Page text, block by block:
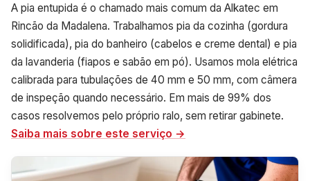
A pia entupida é o chamado mais comum da Alkatec em
Rincão da Madalena. Trabalhamos pia da cozinha (gordura
solidificada), pia do banheiro (cabelos e creme dental) e pia
da lavanderia (fiapos e sabão em pó). Usamos mola elétrica
calibrada para tubulações de 40 mm e 50 mm, com câmera
de inspeção quando necessário. Em mais de 99% dos
casos resolvemos pelo próprio ralo, sem retirar gabinete.
Saiba mais sobre este serviço →